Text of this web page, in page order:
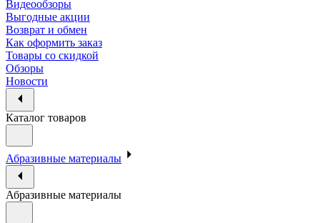
Видеообзоры
Выгодные акции
Возврат и обмен
Как оформить заказ
Товары со скидкой
Обзоры
Новости
Каталог товаров
Абразивные материалы
Абразивные материалы